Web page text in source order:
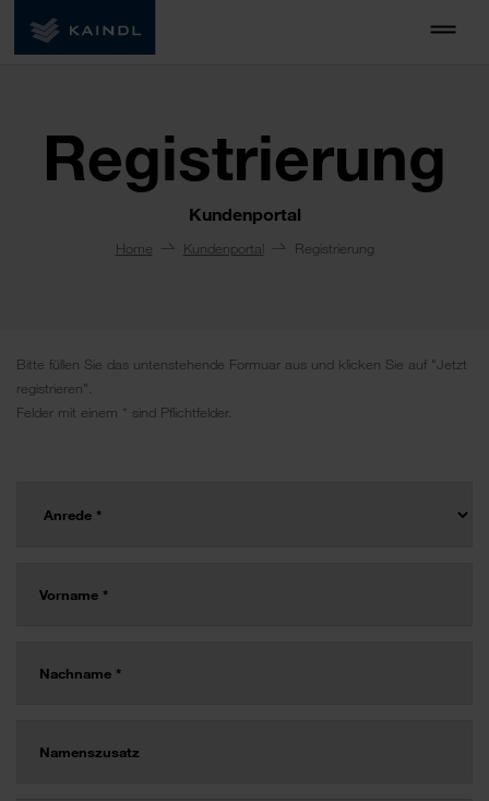
Registrierung
Kundenportal
Home Kundenportal Registrierung
Bitte füllen Sie das untenstehende Formuar aus und klicken Sie auf "Jetzt
registrieren".
Felder mit einem * sind Pflichtfelder.